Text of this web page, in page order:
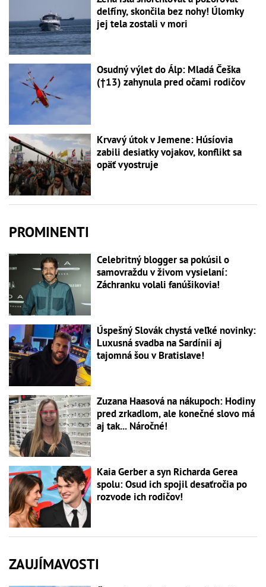
delfíny, skončila bez nohy! Úlomky
jej tela zostali v mori
Osudný výlet do Álp: Mladá Češka
(†13) zahynula pred očami rodičov
Krvavý útok v Jemene: Húsíovia
zabili desiatky vojakov, konflikt sa
opäť vyostruje
PROMINENTI
Celebritný blogger sa pokúsil o
samovraždu v živom vysielaní:
Záchranku volali fanúšikovia!
Úspešný Slovák chystá veľké novinky:
Luxusná svadba na Sardínii aj
tajomná šou v Bratislave!
Zuzana Haasová na nákupoch: Hodiny
pred zrkadlom, ale konečné slovo má
aj tak... Náročné!
Kaia Gerber a syn Richarda Gerea
spolu: Osud ich spojil desaťročia po
rozvode ich rodičov!
ZAUJÍMAVOSTI